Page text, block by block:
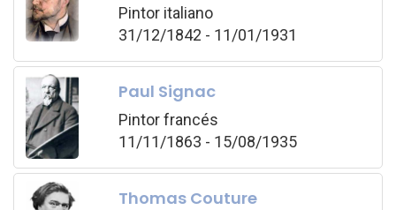
Pintor italiano
31/12/1842 - 11/01/1931
Paul Signac
Pintor francés
11/11/1863 - 15/08/1935
Thomas Couture